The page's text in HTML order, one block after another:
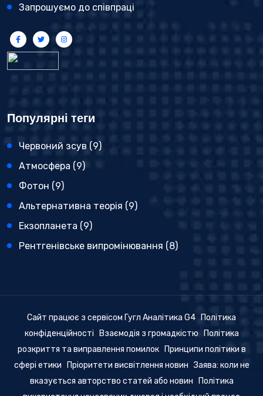
Запрошуємо до співпраці
Популярні теги
Червоний зсув (9)
Атмосфера (9)
Фотон (9)
Альтернативна теорія (9)
Екзопланета (9)
Рентгенівське випромінювання (8)
Сайт працює з сервісом Гугл Аналітика G4
Політика
конфіденційності
Взаємодія з громадкістю
Політика
розкриття та виправлення помилок
Принципи політики в
сфері етики
Пріоритети висвітлення новин Заява: коли не
вказується авторство статей або новин
Політика